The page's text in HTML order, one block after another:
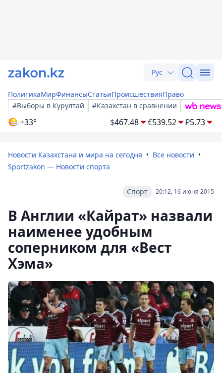
Рус
ПолитикаМирФинансыСтатьиПроисшествияПраво
#Выборы в Курултай
#Казахстан в сравнении
+33° $467.48 €539.52 ₽5.73
Новости Казахстана и мира на сегодня
Все новости
Sportzakon — Новости спорта
20:12, 16 июня 2015
Спорт
В Англии «Кайрат» назвали
наименее удобным
соперником для «Вест
Хэма»